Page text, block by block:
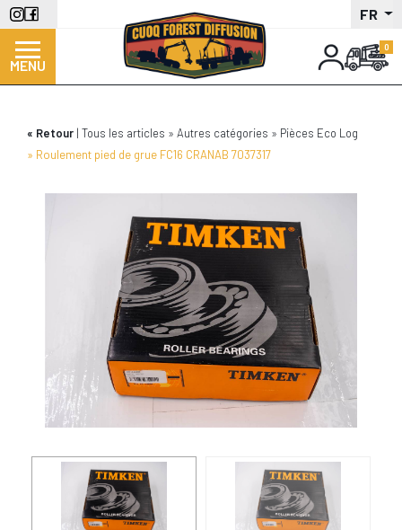
Aller
au
contenu
principal
FR
MENU
Retour Tous les articles Autres catégories
Pièces Eco Log
Roulement pied de grue FC16 CRANAB 7037317